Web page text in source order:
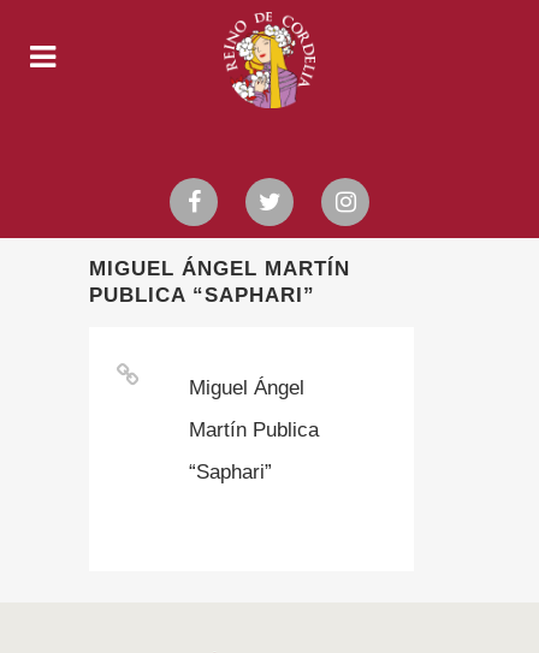
MIGUEL ÁNGEL MARTÍN
PUBLICA “SAPHARI”
Miguel Ángel
Martín Publica
“Saphari”